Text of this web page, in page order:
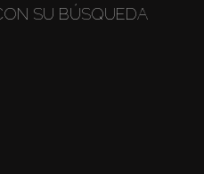
SU BÚSQUEDA